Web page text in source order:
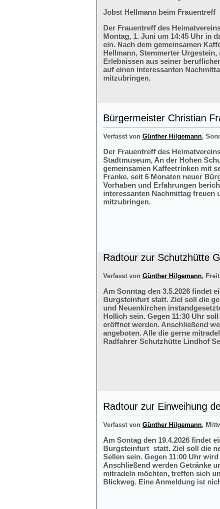
Jobst Hellmann beim Frauentreff
Der Frauentreff des
Montag, 1. Juni um 14:45 Uhr in
ein. Nach dem gemeinsamen
Hellmann, Stemmerter
Erlebnissen aus seiner
auf einen interessanten
mitzubringen.
Bürgermeister Christian
Verfasst von Günther Hilgemann,
Der Frauentreff des
Stadtmuseum, An der Hohen
gemeinsamen Kaffeetrinken mit
Franke, seit 6 Monaten neuer
Vorhaben und Erfahrungen
interessanten Nachmittag freuen
mitzubringen.
Radtour zur Schutzhütte
Verfasst von Günther Hilgemann,
Am Sonntag den 3.5.2026 findet
Burgsteinfurt statt. Ziel soll die
und Neuenkirchen
Hollich sein. Gegen 11:30 Uhr
eröffnet werden. Anschließend
angeboten. Alle die gerne
Radfahrer Schutzhütte Lindhof
Radtour zur Einweihung
Verfasst von Günther Hilgemann,
Am Sontag den 19.4.2026 findet
Burgsteinfurt statt. Ziel soll die
Sellen sein. Gegen 11:00 Uhr
Anschließend werden Getränke
mitradeln möchten, treffen sich
Blickweg. Eine Anmeldung ist